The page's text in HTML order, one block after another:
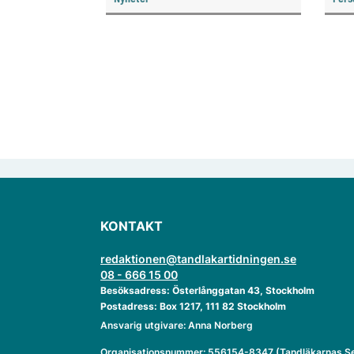
KONTAKT
redaktionen@tandlakartidningen.se
08 - 666 15 00
Besöksadress: Österlånggatan 43, Stockholm
Postadress: Box 1217, 111 82 Stockholm
Ansvarig utgivare: Anna Norberg